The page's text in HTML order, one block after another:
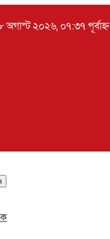
অগাস্ট ২০২৬, ০৭:৩৭ পূর্বাহ্ন